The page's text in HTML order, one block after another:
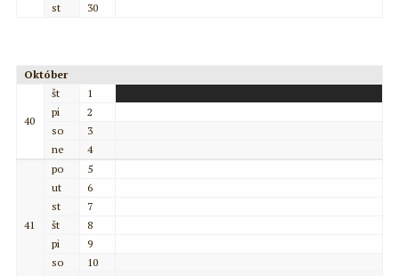
st
30
Október
40
št
1
pi
2
so
3
ne
4
41
po
5
ut
6
st
7
št
8
pi
9
so
10